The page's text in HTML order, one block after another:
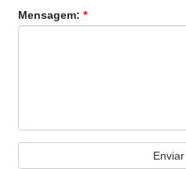
Mensagem:*
Enviar